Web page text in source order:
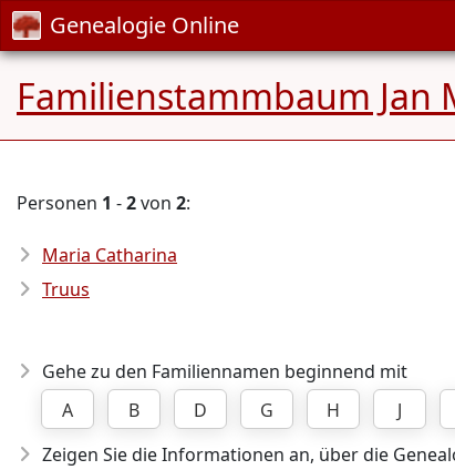
Genealogie Online
Familienstammbaum Jan
Personen 1 -2von 2:
Maria Catharina
Truus
Gehe zu den Familiennamen beginnend mit
A
B D G H J
Zeigen Sie die Informationen an, über die